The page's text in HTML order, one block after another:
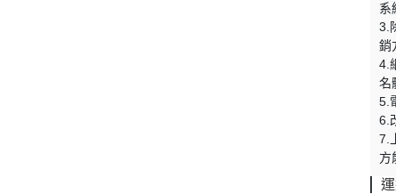
系
3.
銷
4.
名
5.
6.
7.
方